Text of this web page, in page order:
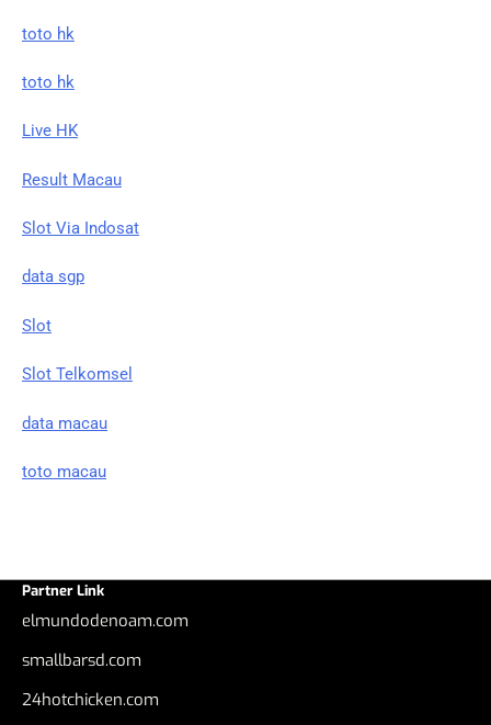
toto hk
toto hk
Live HK
Result Macau
Slot Via Indosat
data sgp
Slot
Slot Telkomsel
data macau
toto macau
Partner Link
elmundodenoam.com
smallbarsd.com
24hotchicken.com